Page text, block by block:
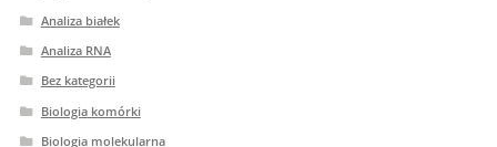
Analiza białek
Analiza RNA
Bez kategorii
Biologia komórki
Biologia molekularna